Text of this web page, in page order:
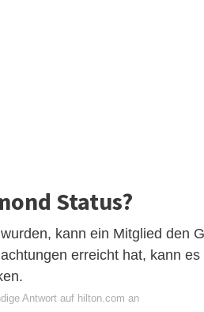
Status?
kann ein Mitglied den
erreicht hat, kann es
Antwort auf hilton.com an